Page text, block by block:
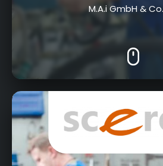
M.A.i GmbH &
Dr.-Ludwig-Vierling-Str. 12,
a.d.Rodach